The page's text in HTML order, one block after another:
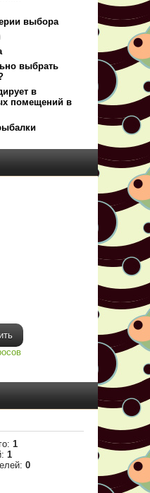
выбора
выбрать
в
помещений в
1
1
0